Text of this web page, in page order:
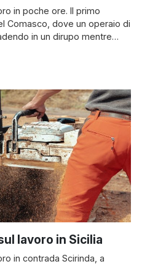
in poche ore. Il primo
Comasco, dove un operaio di
in un dirupo mentre
edile ad Argegno, sul
lavoro in Sicilia
in contrada Scirinda, a